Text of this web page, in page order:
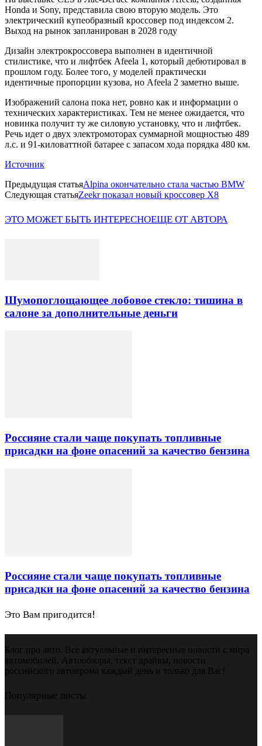
Honda и Sony, представила свою вторую модель. Это
электрический купеобразный кроссовер под индексом 2.
Выход на рынок запланирован в 2028 году
Дизайн электрокроссовера выполнен в идентичной
стилистике, что и лифтбек Afeela 1, который дебютировал в
прошлом году. Более того, у моделей практически
идентичные пропорции кузова, но Afeela 2 заметно выше.
Изображений салона пока нет, ровно как и информации о
технических характеристиках. Тем не менее ожидается, что
новинка получит ту же силовую установку, что и лифтбек.
Речь идет о двух электромоторах суммарной мощностью 489
л.с. и 91-киловаттной батарее с запасом хода порядка 480 км.
Источник
Предыдущая статьяAlpina окончательно стала частью BMW
Следующая статьяZeekr показал новый кроссовер X8
ЭТО МОЖЕТ БЫТЬ ИНТЕРЕСНОЕЩЕ ОТ АВТОРА
Шумопоглощающее лобовое стекло: тишина в
салоне за дополнительные деньги
Россияне стали чаще покупать топливные
присадки на фоне опасений за качество бензина
Россияне стали чаще покупать топливные
присадки на фоне опасений за качество бензина
Это Вам пригодится!
Блог про авто. Все актуальные и интересные новости с мира
автомобилей. Автообзоры, текст драйвы, новости
российского автопрома каждый день и только для Вас!
Популярные посты